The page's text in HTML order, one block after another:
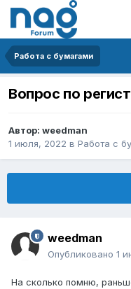
Работа с бумагами
Вопрос по
Автор: weedman
1 июля, 2022 в Работа с
weedman
Опубликовано 1
На сколько помню,